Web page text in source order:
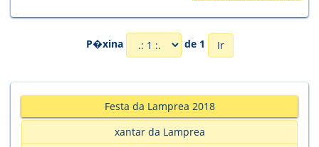
P�xina de 1
Festa da Lamprea 2018
xantar da Lamprea